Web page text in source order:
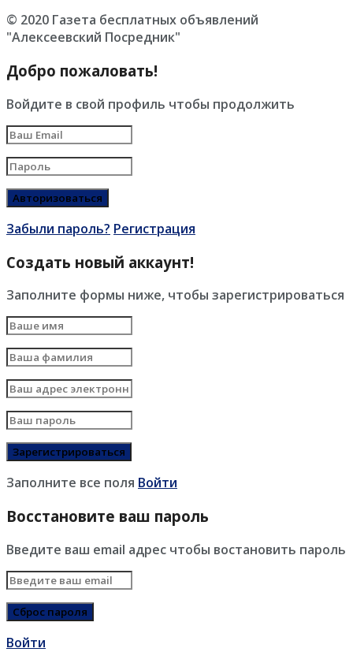
© 2020 Газета бесплатных объявлений
"Алексеевский Посредник"
Добро пожаловать!
Войдите в свой профиль чтобы продолжить
Забыли пароль? Регистрация
Создать новый аккаунт!
Заполните формы ниже, чтобы зарегистрироваться
Заполните все поля Войти
Восстановите ваш пароль
Введите ваш email адрес чтобы востановить пароль
Войти